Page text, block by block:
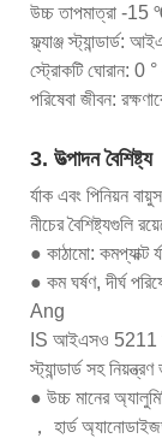
উচ্চ তাপমাত্রা
ফ্ল্যাঞ্জ স্ট্যান্ডার্ড:
স্ট্রোকটি ঘোরান: 0
পরিষেবা জীবন:
3. উত্পাদন বৈশিষ্ট্য
র্যাক এবং পিনিয়ন
নীচের বৈশিষ্ট্যগুলি
● কাঠামো: কমপ্যাক্ট
● কম ঘর্ষণ, দীর্ঘ
Ang
IS আইএসও 5211
স্ট্যান্ডার্ড সহ
● উচ্চ মানের
， হার্ড